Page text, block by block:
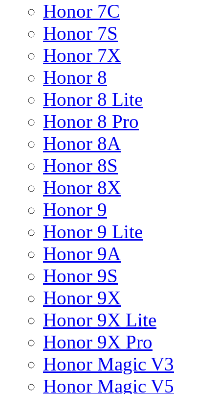
Honor 7C
Honor 7S
Honor 7X
Honor 8
Honor 8 Lite
Honor 8 Pro
Honor 8A
Honor 8S
Honor 8X
Honor 9
Honor 9 Lite
Honor 9A
Honor 9S
Honor 9X
Honor 9X Lite
Honor 9X Pro
Honor Magic V3
Honor Magic V5